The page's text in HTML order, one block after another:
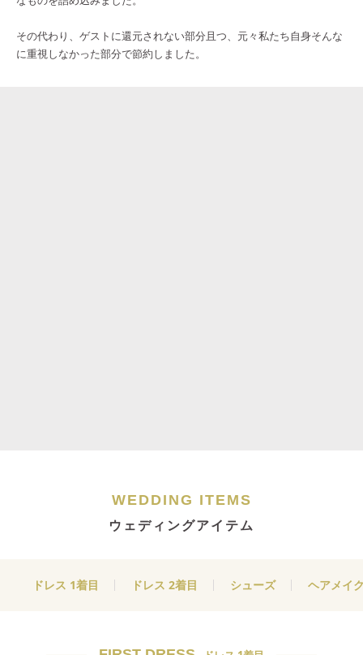
その代わり、ゲストに還元されない部分且つ、元々私たち自身そんな
に重視しなかった部分で節約しました。
WEDDING ITEMS
ウェディングアイテム
ドレス 1着目 ドレス 2着目 シューズ ヘアメイ